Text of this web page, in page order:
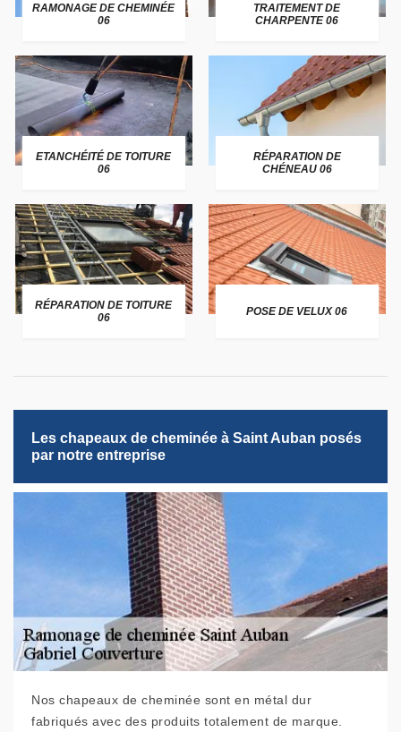
RAMONAGE DE CHEMINÉE
06
TRAITEMENT DE
CHARPENTE 06
ETANCHÉITÉ DE TOITURE
06
RÉPARATION DE
CHÉNEAU 06
RÉPARATION DE TOITURE
06
POSE DE VELUX 06
Les chapeaux de cheminée à Saint Auban posés
par notre entreprise
Nos chapeaux de cheminée sont en métal dur
fabriqués avec des produits totalement de marque.